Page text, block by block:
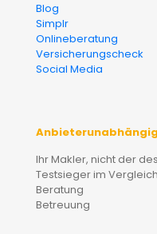
Blog
Simplr
Onlineberatung
Versicherungscheck
Social Media
Anbieterunabhängig
Ihr Makler, nicht der
Testsieger im Vergleich
Beratung
Betreuung